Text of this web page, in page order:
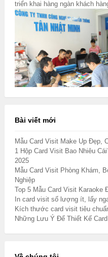
triển khai hàng ngàn khách
Bài viết mới
Mẫu Card Visit Make Up Đẹp,
1 Hộp Card Visit Bao Nhiêu
2025
Mẫu Card Visit Phòng Khám,
Nghiệp
Top 5 Mẫu Card Visit Karaoke
In card visit số lượng ít, lấy
Kích thước card visit tiêu
Những Lưu Ý Để Thiết Kế